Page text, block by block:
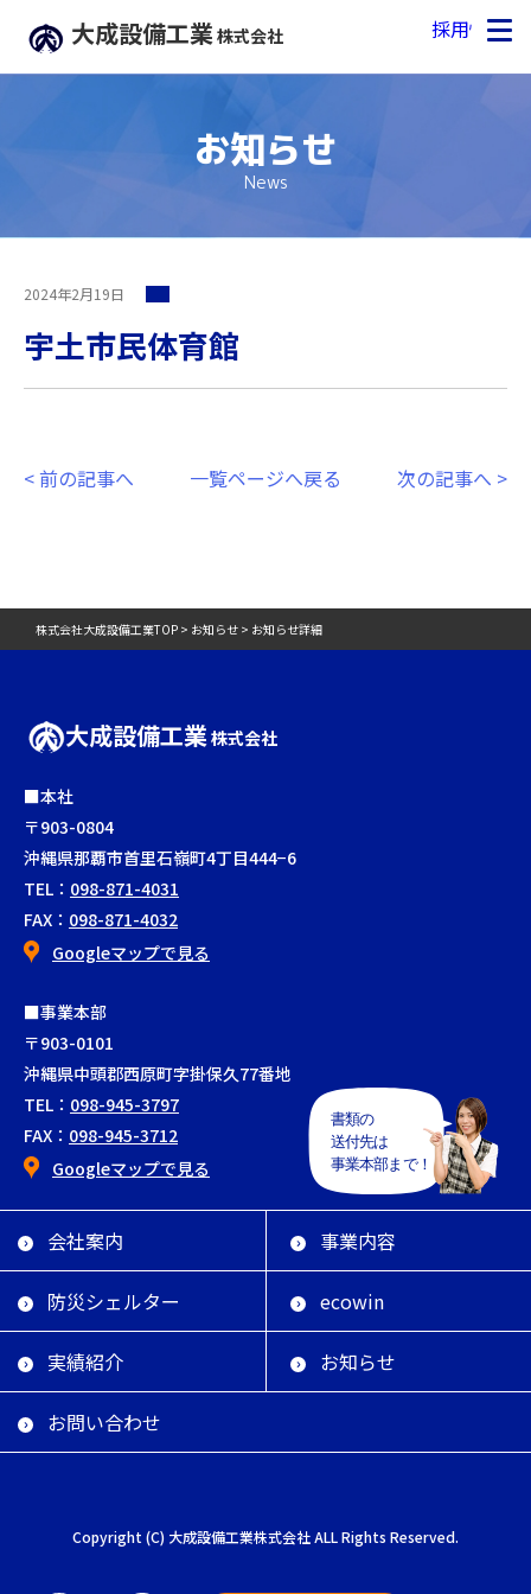
大成設備工業株式会社 採用情報
お知らせ
News
2024年2月19日
宇土市民体育館
<前の記事へ 一覧ページへ戻る 次の記事へ >
株式会社大成設備工業TOP > お知らせ > お知らせ詳細
大成設備工業株式会社
■本社
〒903-0804
沖縄県那覇市首里石嶺町4丁目444−6
TEL： 098-871-4031
FAX： 098-871-4032
Googleマップで見る
■事業本部
〒903-0101
沖縄県中頭郡西原町字掛保久77番地
TEL： 098-945-3797
FAX： 098-945-3712
Googleマップで見る
会社案内 事業内容
防災シェルター ecowin
実績紹介 お知らせ
お問い合わせ
Copyright (C) 大成設備工業株式会社 ALL Rights Reserved.